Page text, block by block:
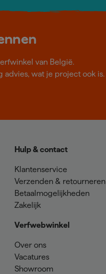
van België.
wat je project ook is.
Hulp & contact
Klantenservice
Verzenden & retourneren
Betaalmogelijkheden
Zakelijk
Verfwebwinkel
Over ons
Vacatures
Showroom